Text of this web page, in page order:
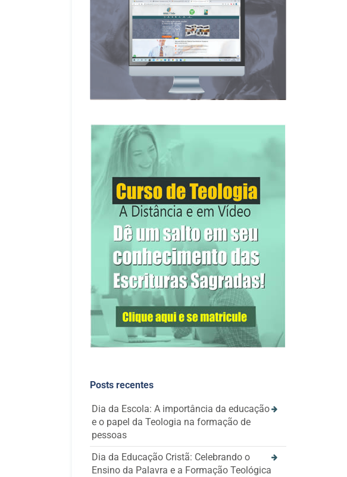
Posts recentes
Dia da Escola: A importância da educação
e o papel da Teologia na formação de
pessoas
Dia da Educação Cristã: Celebrando o
Ensino da Palavra e a Formação Teológica